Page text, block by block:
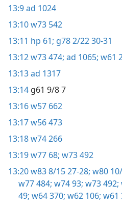
13:9ad 1024
13:10w73 542
13:11 hp 61; g78 2/22 30-31
13:12w73 474; ad 1065; w61
13:13ad 1317
13:14 g61 9/8 7
13:16w57 662
13:17w56 473
13:18w74 266
13:19w77 68; w73 492
13:20w83 8/15 27-28; w80
w77 484; w74 93; w73 492;
49; w64 370; w62 106; w61